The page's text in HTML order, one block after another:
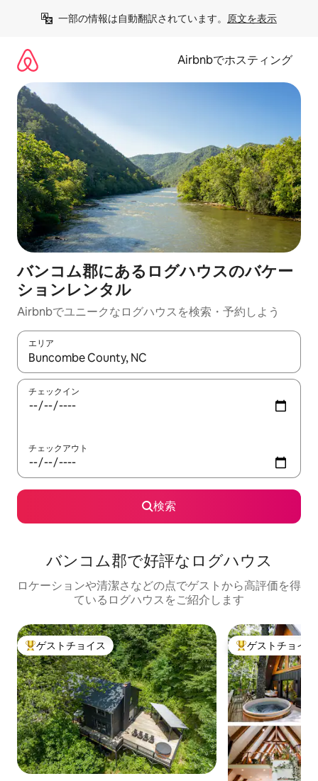
一部の情報は自動翻訳されています。 原文を表示
Airbnbでホスティング
バンコム郡にあるログハウスのバケー
ションレンタル
Airbnbでユニークなログハウスを検索・予約しよう
エリア
検索結果が表示されたら、上下の矢印キーを使って移動するか
チェックイン
チェックアウト
検索
バンコム郡で好評なログハウス
ロケーションや清潔さなどの点でゲストから高評価を得
ているログハウスをご紹介します
大好評のゲストチョイスです。
ゲストチョイス 大好評のゲスト
ゲストチョイス